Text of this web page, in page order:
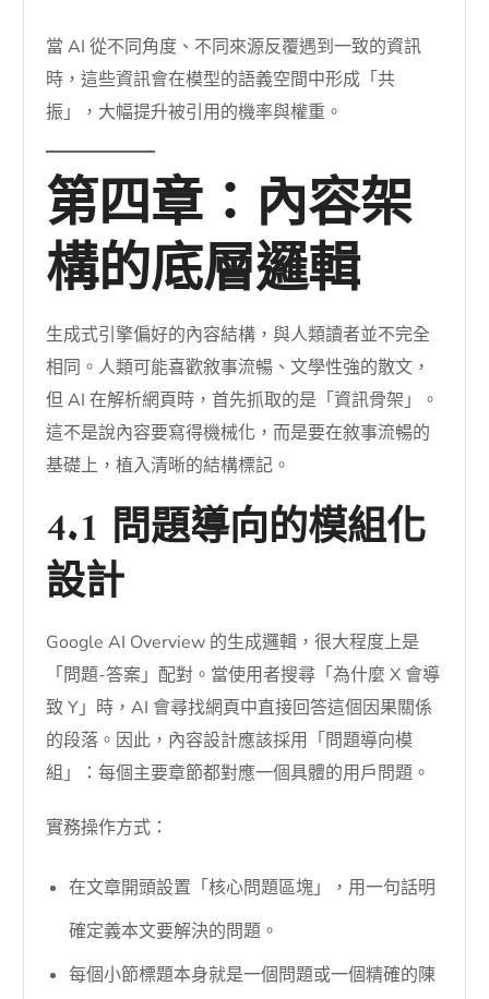
當 AI 從不同角度、不同來源反覆遇到一致的資訊
時，這些資訊會在模型的語義空間中形成「共
振」，大幅提升被引用的機率與權重。
第四章：內容架
構的底層邏輯
生成式引擎偏好的內容結構，與人類讀者並不完全
相同。人類可能喜歡敘事流暢、文學性強的散文，
但 AI 在解析網頁時，首先抓取的是「資訊骨架」。
這不是說內容要寫得機械化，而是要在敘事流暢的
基礎上，植入清晰的結構標記。
4.1 問題導向的模組化
設計
Google AI Overview 的生成邏輯，很大程度上是
「問題-答案」配對。當使用者搜尋「為什麼 X 會導
致 Y」時，AI 會尋找網頁中直接回答這個因果關係
的段落。因此，內容設計應該採用「問題導向模
組」：每個主要章節都對應一個具體的用戶問題。
實務操作方式：
在文章開頭設置「核心問題區塊」，用一句話明
確定義本文要解決的問題。
每個小節標題本身就是一個問題或一個精確的陳